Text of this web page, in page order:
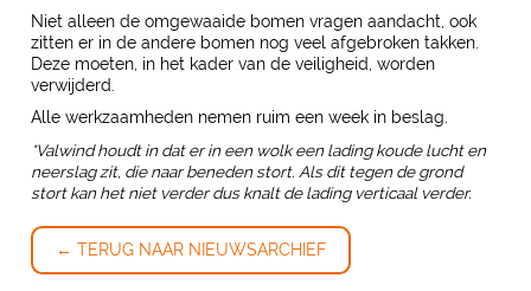
Niet alleen de omgewaaide bomen vragen aandacht, ook
zitten er in de andere bomen nog veel afgebroken takken.
Deze moeten, in het kader van de veiligheid, worden
verwijderd.
Alle werkzaamheden nemen ruim een week in beslag.
*Valwind houdt in dat er in een wolk een lading koude lucht en
neerslag zit, die naar beneden stort. Als dit tegen de grond
stort kan het niet verder dus knalt de lading verticaal verder.
← TERUG NAAR NIEUWSARCHIEF